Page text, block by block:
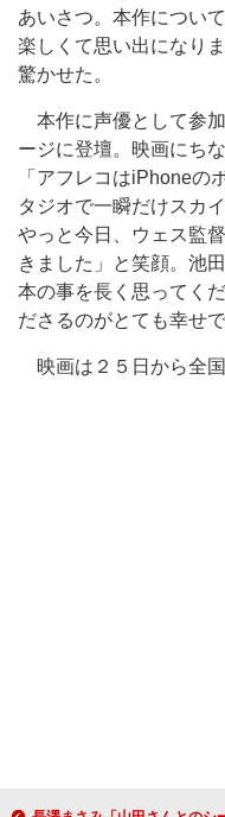
あいさつ。本作につい
楽しくて思い出になり
驚かせた。
本作に声優として参
ージに登壇。映画にち
「アフレコはiPhoneの
タジオで一瞬だけスカ
やっと今日、ウェス監
きました」と笑顔。池
本の事を長く思ってく
ださるのがとても幸せ
映画は２５日から全国